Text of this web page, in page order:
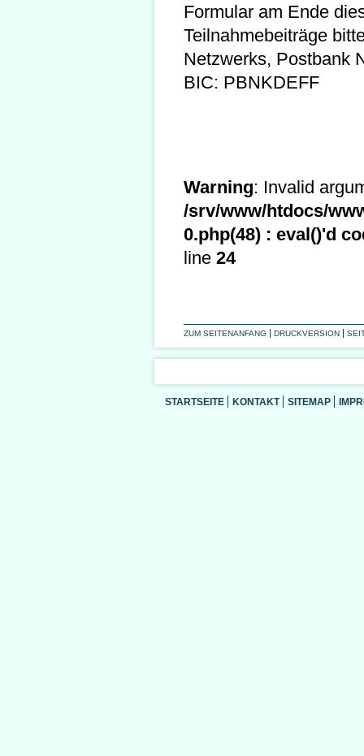
Formular am Ende
Teilnahmebeiträge
Netzwerks, Postbank
BIC: PBNKDEFF
Warning: Invalid
/srv/www/htdocs/
0.php(48) : eval()'d
line 24
ZUM SEITENANFANG DRUCKVERSION
STARTSEITE KONTAKT SITEMAP